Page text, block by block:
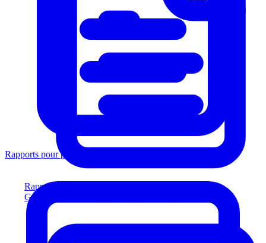
Rapports pour prêteurs
Générez des rapports conformes aux prêteurs
Rapports pour prêteurs